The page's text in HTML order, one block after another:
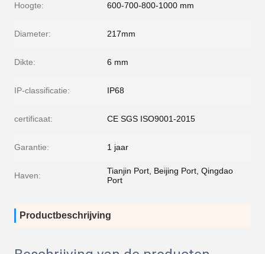
Hoogte: 600-700-800-1000 mm
Diameter: 217mm
Dikte: 6 mm
IP-classificatie: IP68
certificaat: CE SGS ISO9001-2015
Garantie: 1 jaar
Haven:
Tianjin Port, Beijing Port, Qingdao
Port
Productbeschrijving